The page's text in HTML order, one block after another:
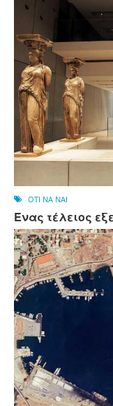
OTI NA NAI
Ένας τέλειος